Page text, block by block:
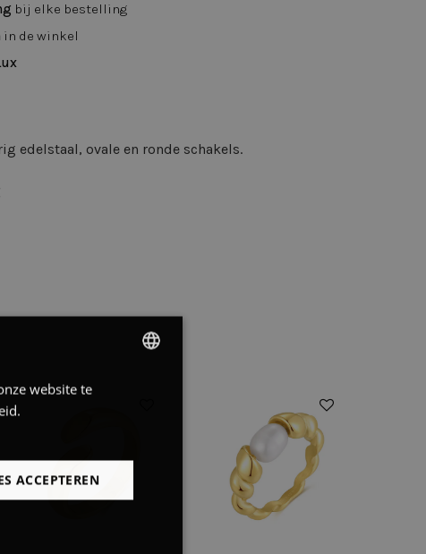
bij elke bestelling
in de winkel
edelstaal, ovale en ronde schakels.
website te
ACCEPTEREN